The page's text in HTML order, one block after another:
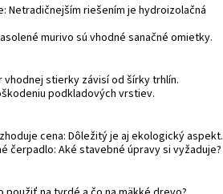
Netradičnejším riešením je hydroizolačná
murivo sú vhodné sanačné omietky.
vhodnej stierky závisí od šírky trhlín.
podkladových vrstiev.
cena: Dôležitý je aj ekologický aspekt.
čerpadlo: Aké stavebné úpravy si vyžaduje?